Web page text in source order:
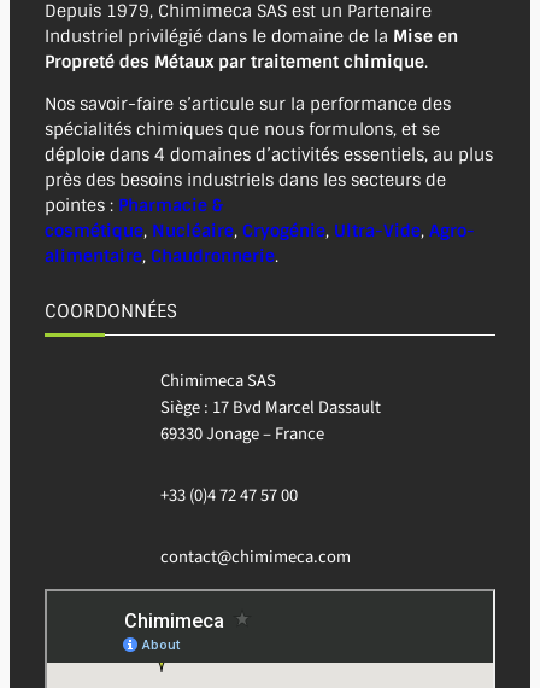
Depuis 1979, Chimimeca SAS est un Partenaire
Industriel privilégié dans le domaine de la Mise en
Propreté des Métaux par traitement chimique.
Nos savoir-faire s’articule sur la performance des
spécialités chimiques que nous formulons, et se
déploie dans 4 domaines d’activités essentiels, au plus
près des besoins industriels dans les secteurs de
pointes : Pharmacie &
cosmétique, Nucléaire, Cryogénie, Ultra-Vide, Agro-
alimentaire, Chaudronnerie.
COORDONNÉES
Chimimeca SAS
Siège : 17 Bvd Marcel Dassault
69330 Jonage – France
+33 (0)4 72 47 57 00
contact@chimimeca.com